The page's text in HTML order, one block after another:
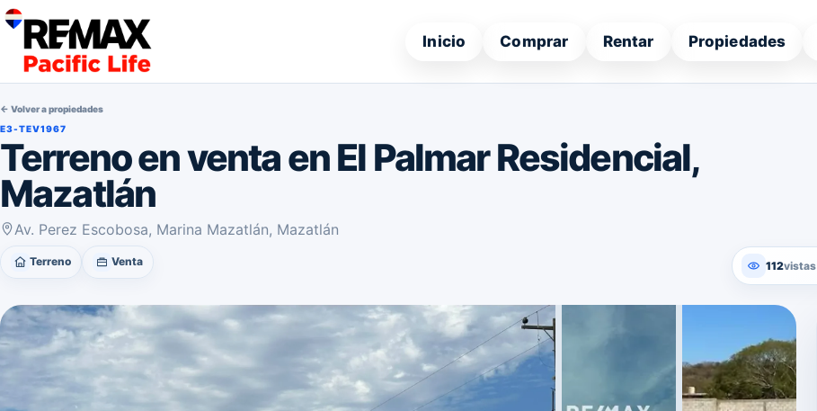
Inicio Comprar Rentar Propiedades
← Volver a propiedades
E3-TEV1967
Terreno en venta en El Palmar Residencial,
Mazatlán
Av. Perez Escobosa, Marina Mazatlán, Mazatlán
Terreno Venta 112vistas